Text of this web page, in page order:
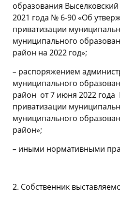
образования
2021 года № 6-90 «Об
приватизации
муниципального
район на 2022 год»;
– распоряжением
муниципального
район от 7 июня 2022
приватизации
муниципального
район»;
– иными нормативными
2. Собственник